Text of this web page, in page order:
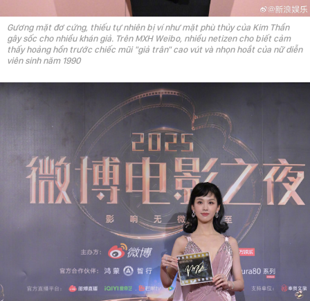
Gương mặt đơ cứng, thiếu tự nhiên bị ví như mặt phù thủy của Kim Thần
gây sốc cho nhiều khán giả. Trên MXH Weibo, nhiều netizen cho biết cảm
thấy hoảng hồn trước chiếc mũi "giả trân" cao vút và nhọn hoắt của nữ diễn
viên sinh năm 1990